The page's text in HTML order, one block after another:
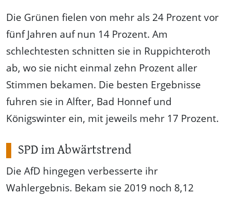
Die Grünen fielen von mehr als 24 Prozent vor
fünf Jahren auf nun 14 Prozent. Am
schlechtesten schnitten sie in Ruppichteroth
ab, wo sie nicht einmal zehn Prozent aller
Stimmen bekamen. Die besten Ergebnisse
fuhren sie in Alfter, Bad Honnef und
Königswinter ein, mit jeweils mehr 17 Prozent.
SPD im Abwärtstrend
Die AfD hingegen verbesserte ihr
Wahlergebnis. Bekam sie 2019 noch 8,12